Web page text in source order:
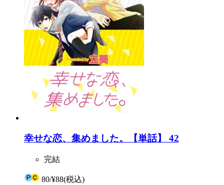
幸せな恋、集めました。【単話】 42
完結
80/¥88(税込)